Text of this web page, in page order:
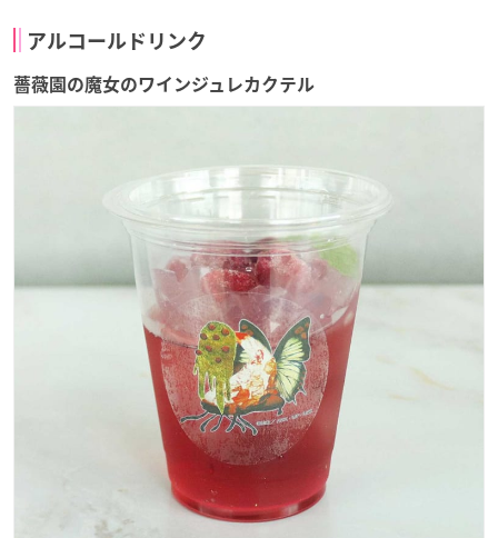
アルコールドリンク
薔薇園の魔女のワインジュレカクテル